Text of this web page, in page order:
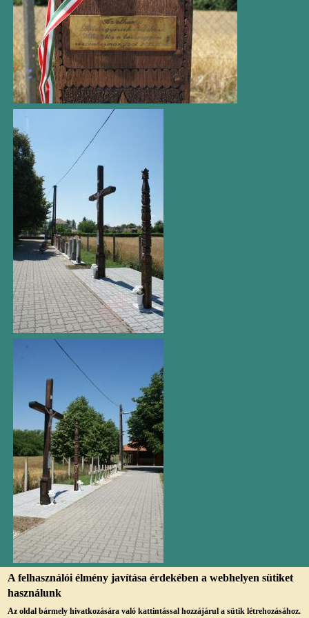
A felhasználói élmény javítása érdekében a webhelyen sütiket
használunk
Az oldal bármely hivatkozására való kattintással hozzájárul a sütik létrehozásához.